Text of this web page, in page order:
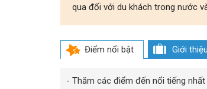
qua đối với du khách trong nước
Điểm nổi bật Giới
- Thăm các điểm đến nổi tiếng nhất